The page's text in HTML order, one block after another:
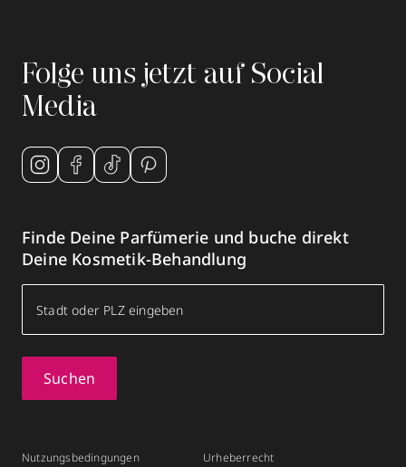
Folge uns jetzt auf Social
Media
Finde Deine Parfümerie und buche direkt
Deine Kosmetik-Behandlung
Suchen
Nutzungsbedingungen
Urheberrecht